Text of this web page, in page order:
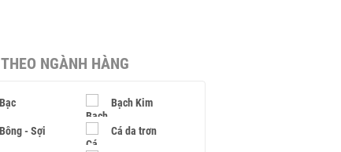
NGÀNH HÀNG
Bạc Bạch Kim
Bông - Sợi Cá da trơn